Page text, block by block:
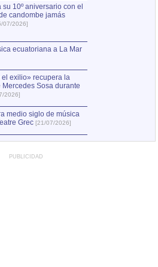
10º aniversario con el
candombe jamás
07/2026]
ecuatoriana a La Mar
exilio» recupera la
Sosa durante
2026]
medio siglo de música
Grec [21/07/2026]
PUBLICIDAD